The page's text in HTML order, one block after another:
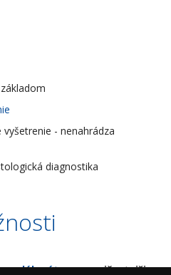
- nenahrádza
diagnostika
celého útvaru- najčastejšia